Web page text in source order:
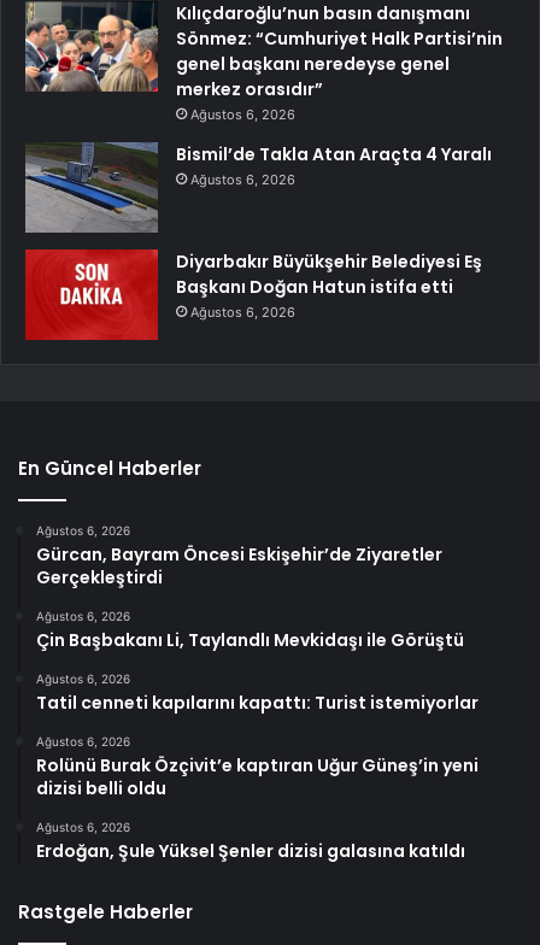
Kılıçdaroğlu’nun basın danışmanı
Sönmez: “Cumhuriyet Halk Partisi’nin
genel başkanı neredeyse genel
merkez orasıdır”
Ağustos 6, 2026
Bismil’de Takla Atan Araçta 4 Yaralı
Ağustos 6, 2026
Diyarbakır Büyükşehir Belediyesi Eş
Başkanı Doğan Hatun istifa etti
Ağustos 6, 2026
En Güncel Haberler
Ağustos 6, 2026
Gürcan, Bayram Öncesi Eskişehir’de Ziyaretler
Gerçekleştirdi
Ağustos 6, 2026
Çin Başbakanı Li, Taylandlı Mevkidaşı ile Görüştü
Ağustos 6, 2026
Tatil cenneti kapılarını kapattı: Turist istemiyorlar
Ağustos 6, 2026
Rolünü Burak Özçivit’e kaptıran Uğur Güneş’in yeni
dizisi belli oldu
Ağustos 6, 2026
Erdoğan, Şule Yüksel Şenler dizisi galasına katıldı
Rastgele Haberler